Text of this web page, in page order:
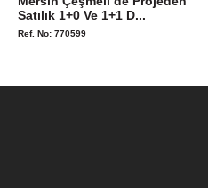
Satılık 1+0 Ve 1+1 D...
Ref. No: 770599